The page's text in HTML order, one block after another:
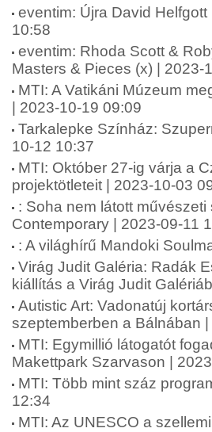
eventim: Újra David
10:58
eventim: Rhoda Scott &
Masters & Pieces (x) | 2023-
MTI: A Vatikáni Múzeum
| 2023-10-19 09:09
Tarkalepke Színház:
10-12 10:37
MTI: Október 27-ig várja a
projektötleteit | 2023-10-03
: Soha nem látott
Contemporary | 2023-09-11
: A világhírű Mandoki
Virág Judit Galéria: Radák
kiállítás a Virág Judit
Autistic Art: Vadonatúj
szeptemberben a Bálnában
MTI: Egymillió látogatót
Makettpark Szarvason |
MTI: Több mint száz
12:34
MTI: Az UNESCO a